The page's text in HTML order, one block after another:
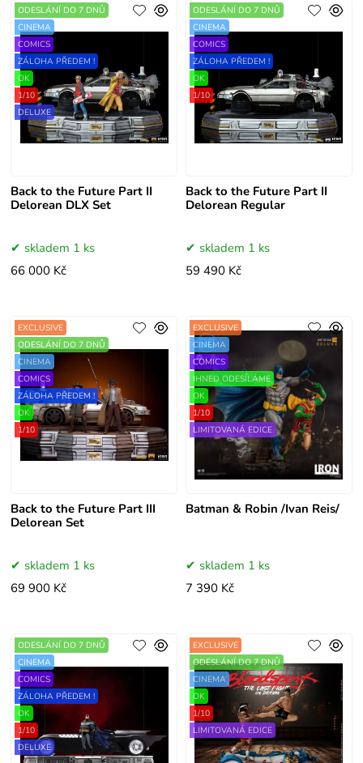
Back to the Future Part II
Delorean DLX Set
ODESLÁNÍ DO 7 DNŮ
CINEMA
COMICS
ZÁLOHA PŘEDEM !
OK
1/10
DELUXE
skladem 1 ks
66 000 Kč
Back to the Future Part II
Delorean Regular
ODESLÁNÍ DO 7 DNŮ
CINEMA
COMICS
ZÁLOHA PŘEDEM !
OK
1/10
skladem 1 ks
59 490 Kč
Back to the Future Part III
Delorean Set
EXCLUSIVE
ODESLÁNÍ DO 7 DNŮ
CINEMA
COMICS
ZÁLOHA PŘEDEM !
OK
1/10
skladem 1 ks
69 900 Kč
Batman & Robin /Ivan Reis/
EXCLUSIVE
CINEMA
COMICS
IHNED ODESÍLÁME
OK
1/10
LIMITOVANÁ EDICE
skladem 1 ks
7 390 Kč
ODESLÁNÍ DO 7 DNŮ
CINEMA
COMICS
ZÁLOHA PŘEDEM !
OK
1/10
DELUXE
EXCLUSIVE
ODESLÁNÍ DO 7 DNŮ
CINEMA
OK
1/10
LIMITOVANÁ EDICE